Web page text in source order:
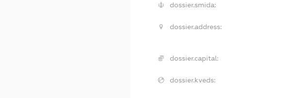
dossier.smida:
dossier.address:
dossier.capital:
dossier.kveds: